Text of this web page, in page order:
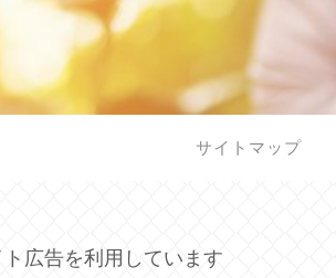
サイトマップ
広告を利用しています